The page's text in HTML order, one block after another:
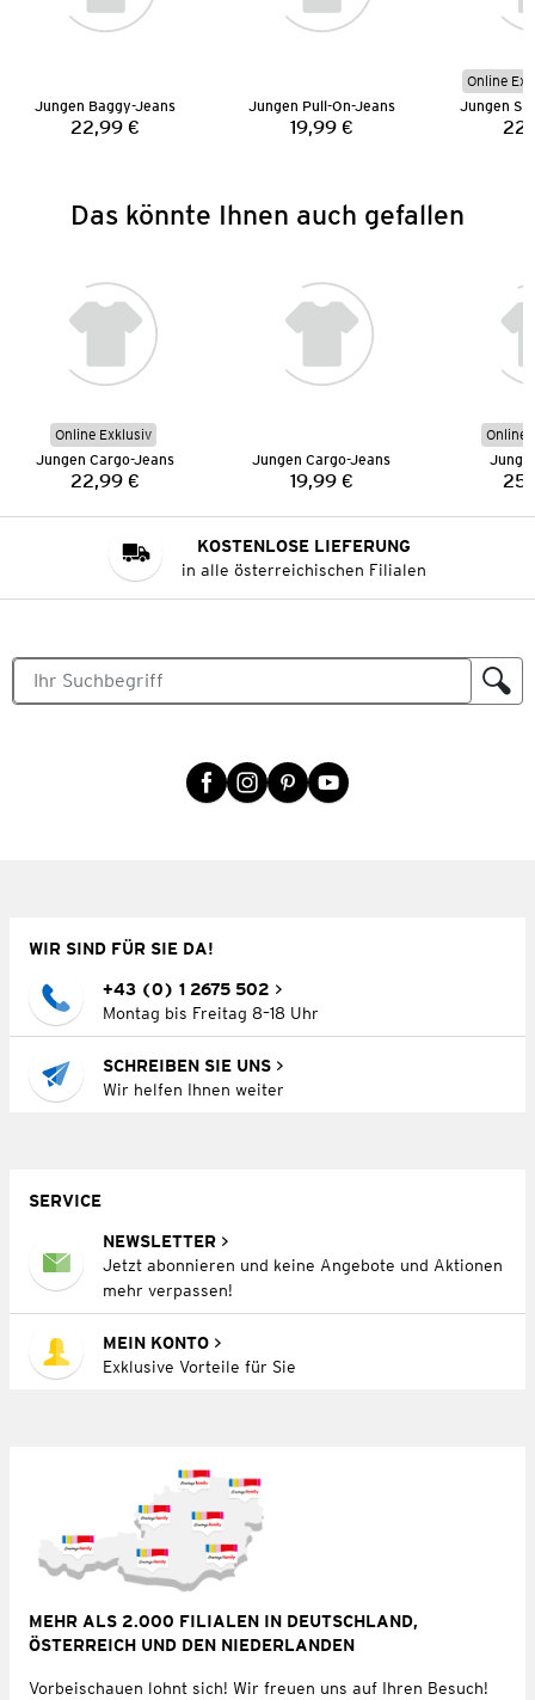
Jungen Baggy-Jeans
Preis:
22,99 €
Jungen Pull-On-Jeans
Preis:
19,99 €
Online
Jungen
Das könnte Ihnen auch gefallen
Online Exklusiv
Jungen Cargo-Jeans
Preis:
22,99 €
Jungen Cargo-Jeans
Preis:
19,99 €
Online
KOSTENLOSE LIEFERUNG
in alle österreichischen Filialen
WIR SIND FÜR SIE DA!
+43 (0) 1 2675 502
Montag bis Freitag 8–18 Uhr
SCHREIBEN SIE UNS
Wir helfen Ihnen weiter
SERVICE
NEWSLETTER
Jetzt abonnieren und keine Angebote und Aktionen
mehr verpassen!
MEIN KONTO
Exklusive Vorteile für Sie
MEHR ALS 2.000 FILIALEN IN DEUTSCHLAND,
ÖSTERREICH UND DEN NIEDERLANDEN
Vorbeischauen lohnt sich! Wir freuen uns auf Ihren Besuch!